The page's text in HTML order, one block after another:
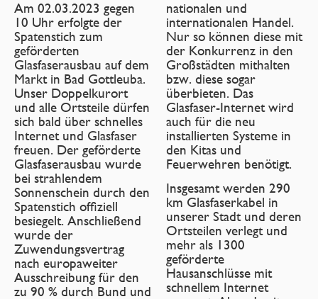
Am 02.03.2023 gegen
10 Uhr erfolgte der
Spatenstich zum
geförderten
Glasfaserausbau auf dem
Markt in Bad Gottleuba.
Unser Doppelkurort
und alle Ortsteile dürfen
sich bald über schnelles
Internet und Glasfaser
freuen. Der geförderte
Glasfaserausbau wurde
bei strahlendem
Sonnenschein durch den
Spatenstich offiziell
besiegelt. Anschließend
wurde der
Zuwendungsvertrag
nach europaweiter
Ausschreibung für den
zu 90 % durch Bund und
nationalen und
internationalen Handel.
Nur so können diese mit
der Konkurrenz in den
Großstädten mithalten
bzw. diese sogar
überbieten. Das
Glasfaser-Internet wird
auch für die neu
installierten Systeme in
den Kitas und
Feuerwehren benötigt.
Insgesamt werden 290
km Glasfaserkabel in
unserer Stadt und deren
Ortsteilen verlegt und
mehr als 1300
geförderte
Hausanschlüsse mit
schnellem Internet